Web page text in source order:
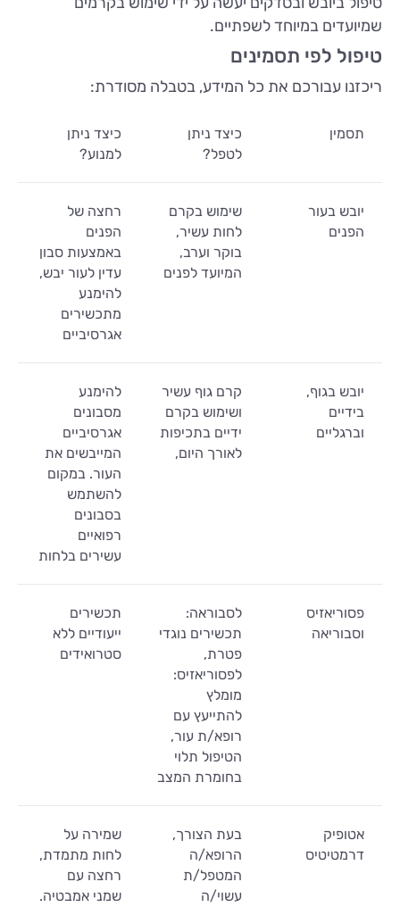
שמיועדים במיוחד לשפתיים.
טיפול לפי תסמינים
ריכזנו עבורכם את כל המידע, בטבלה מסודרת:
תסמין
כיצד ניתן
לטפל?
כיצד ניתן
למנוע?
יובש בעור
הפנים
שימוש בקרם
לחות עשיר,
בוקר וערב,
המיועד לפנים
רחצה של
הפנים
באמצעות סבון
עדין לעור יבש,
להימנע
מתכשירים
אגרסיביים
יובש בגוף,
בידיים
וברגליים
קרם גוף עשיר
ושימוש בקרם
ידיים בתכיפות
לאורך היום,
להימנע
מסבונים
אגרסיביים
המייבשים את
העור. במקום
להשתמש
בסבונים
רפואיים
עשירים בלחות
פסוריאזיס
וסבוריאה
לסבוראה:
תכשירים נוגדי
פטרת,
לפסוריאזיס:
מומלץ
להתייעץ עם
רופא/ת עור,
הטיפול תלוי
בחומרת המצב
תכשירים
ייעודיים ללא
סטרואידים
אטופיק
דרמטיטיס
בעת הצורך,
הרופא/ה
המטפל/ת
עשוי/ה
שמירה על
לחות מתמדת,
רחצה עם
שמני אמבטיה.